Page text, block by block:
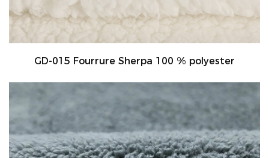
GD-015 Fourrure Sherpa 100 % polyester